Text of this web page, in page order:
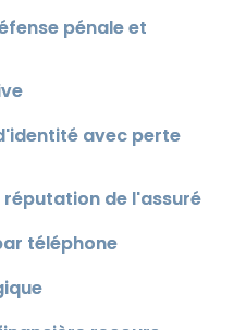
pénale et
avec perte
de l'assuré
téléphone